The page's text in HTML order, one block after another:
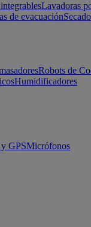
Lavadoras
de evacuación
Robots de
Humidificadores
GPSMicrófonos